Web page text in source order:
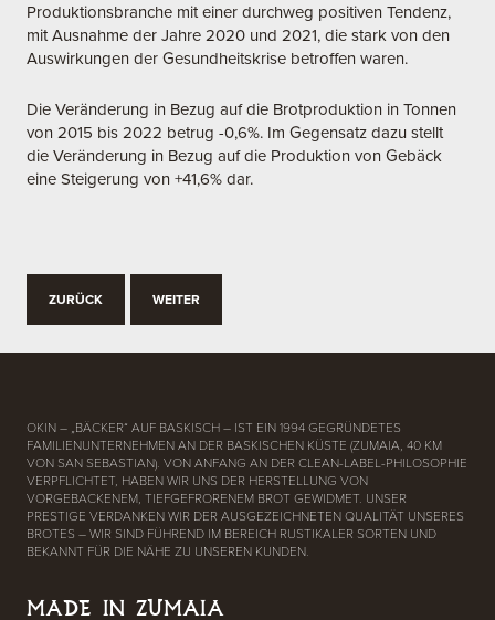
Produktionsbranche mit einer durchweg positiven Tendenz,
mit Ausnahme der Jahre 2020 und 2021, die stark von den
Auswirkungen der Gesundheitskrise betroffen waren.
Die Veränderung in Bezug auf die Brotproduktion in Tonnen
von 2015 bis 2022 betrug -0,6%. Im Gegensatz dazu stellt
die Veränderung in Bezug auf die Produktion von Gebäck
eine Steigerung von +41,6% dar.
ZURÜCK WEITER
OKIN – „BÄCKER“ AUF BASKISCH – IST EIN 1994 GEGRÜNDETES
FAMILIENUNTERNEHMEN AN DER BASKISCHEN KÜSTE (ZUMAIA, 40 KM
VON SAN SEBASTIAN). VON ANFANG AN DER CLEAN-LABEL-PHILOSOPHIE
VERPFLICHTET, HABEN WIR UNS DER HERSTELLUNG VON
VORGEBACKENEM, TIEFGEFRORENEM BROT GEWIDMET. UNSER
PRESTIGE VERDANKEN WIR DER AUSGEZEICHNETEN QUALITÄT UNSERES
BROTES – WIR SIND FÜHREND IM BEREICH RUSTIKALER SORTEN UND
BEKANNT FÜR DIE NÄHE ZU UNSEREN KUNDEN.
MADE IN ZUMAIA